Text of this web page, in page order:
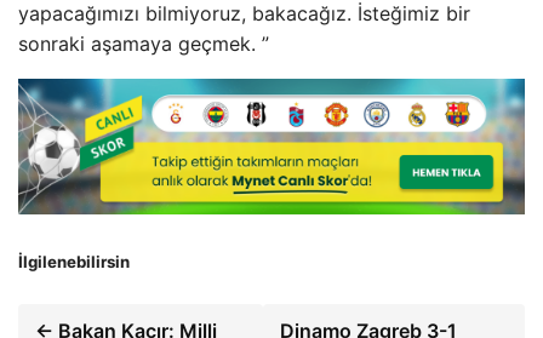
yapacağımızı bilmiyoruz, bakacağız. İsteğimiz bir
sonraki aşamaya geçmek. ”
İlgilenebilirsin
← Bakan Kacır: Milli
Dinamo Zagreb 3-1